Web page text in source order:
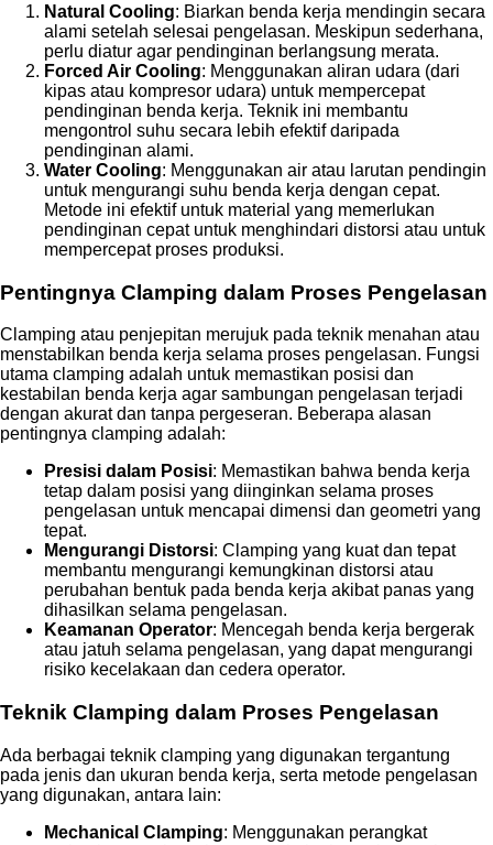
Natural Cooling: Biarkan benda kerja mendingin secara
alami setelah selesai pengelasan. Meskipun sederhana,
perlu diatur agar pendinginan berlangsung merata.
Forced Air Cooling: Menggunakan aliran udara (dari
kipas atau kompresor udara) untuk mempercepat
pendinginan benda kerja. Teknik ini membantu
mengontrol suhu secara lebih efektif daripada
pendinginan alami.
Water Cooling: Menggunakan air atau larutan pendingin
untuk mengurangi suhu benda kerja dengan cepat.
Metode ini efektif untuk material yang memerlukan
pendinginan cepat untuk menghindari distorsi atau untuk
mempercepat proses produksi.
Pentingnya Clamping dalam Proses Pengelasan
Clamping atau penjepitan merujuk pada teknik menahan atau
menstabilkan benda kerja selama proses pengelasan. Fungsi
utama clamping adalah untuk memastikan posisi dan
kestabilan benda kerja agar sambungan pengelasan terjadi
dengan akurat dan tanpa pergeseran. Beberapa alasan
pentingnya clamping adalah:
Presisi dalam Posisi: Memastikan bahwa benda kerja
tetap dalam posisi yang diinginkan selama proses
pengelasan untuk mencapai dimensi dan geometri yang
tepat.
Mengurangi Distorsi: Clamping yang kuat dan tepat
membantu mengurangi kemungkinan distorsi atau
perubahan bentuk pada benda kerja akibat panas yang
dihasilkan selama pengelasan.
Keamanan Operator: Mencegah benda kerja bergerak
atau jatuh selama pengelasan, yang dapat mengurangi
risiko kecelakaan dan cedera operator.
Teknik Clamping dalam Proses Pengelasan
Ada berbagai teknik clamping yang digunakan tergantung
pada jenis dan ukuran benda kerja, serta metode pengelasan
yang digunakan, antara lain:
Mechanical Clamping: Menggunakan perangkat